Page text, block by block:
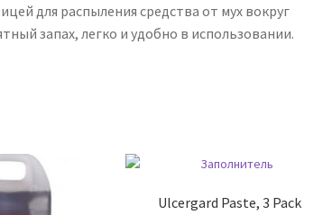
для распыления средства от мух вокруг
запах, легко и удобно в использовании.
Ulcergard Paste, 3 Pack